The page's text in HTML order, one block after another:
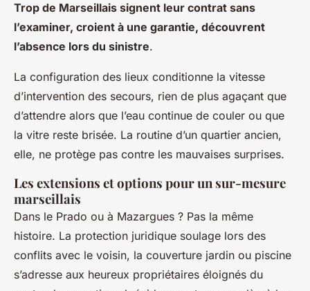
Trop de Marseillais signent leur contrat sans
l’examiner, croient à une garantie, découvrent
l’absence lors du sinistre.
La configuration des lieux conditionne la vitesse
d’intervention des secours, rien de plus agaçant que
d’attendre alors que l’eau continue de couler ou que
la vitre reste brisée. La routine d’un quartier ancien,
elle, ne protège pas contre les mauvaises surprises.
Les extensions et options pour un sur-mesure
marseillais
Dans le Prado ou à Mazargues ? Pas la même
histoire. La protection juridique soulage lors des
conflits avec le voisin, la couverture jardin ou piscine
s’adresse aux heureux propriétaires éloignés du